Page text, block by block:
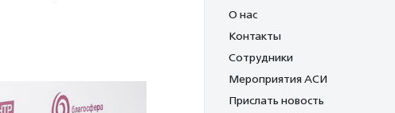
О нас
Контакты
Сотрудники
Мероприятия АСИ
Прислать новость